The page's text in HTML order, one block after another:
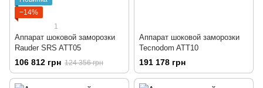
−14%
1
Аппарат шоковой заморозки
Rauder SRS ATT05
106 812 грн 124 356 грн
Аппарат шоковой заморозки
Tecnodom ATT10
191 178 грн